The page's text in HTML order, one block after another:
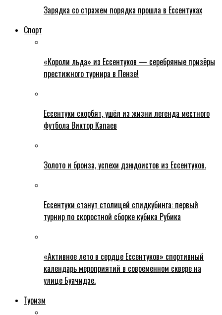
Зарядка со стражем порядка прошла в Ессентуках
Спорт
«Короли льда» из Ессентуков — серебряные призёры
престижного турнира в Пензе!
Ессентуки скорбят, ушёл из жизни легенда местного
футбола Виктор Капаев
Золото и бронза, успехи дзюдоистов из Ессентуков.
Ессентуки станут столицей спидкубинга: первый
турнир по скоростной сборке кубика Рубика
«Активное лето в сердце Ессентуков» спортивный
календарь мероприятий в современном сквере на
улице Буачидзе.
Туризм